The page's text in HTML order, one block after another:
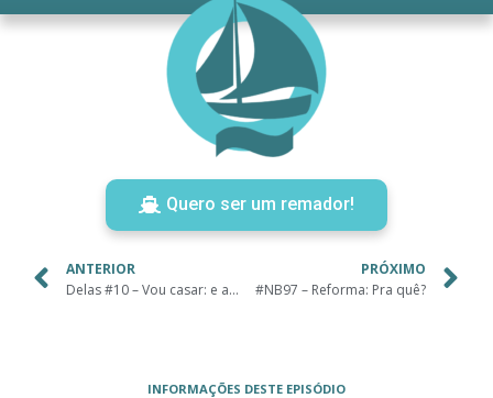
Quero ser um remador!
ANTERIOR
Delas #10 – Vou casar: e agora?
PRÓXIMO
#NB97 – Reforma: Pra quê?
INFORMAÇÕES DESTE EPISÓDIO